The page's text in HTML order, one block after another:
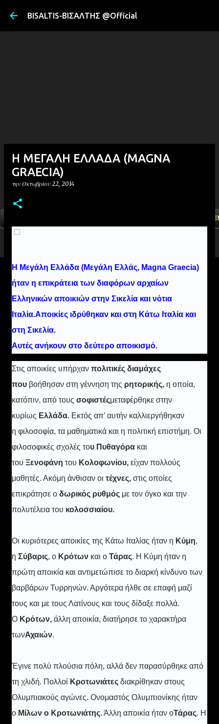
BISALTIS-ΒΙΣΑΛΤΗΣ @Official
Η ΜΕΓΑΛΗ ΕΛΛΑΔΑ (MAGNA
GRAECIA)
την Οκτωβρίου 22, 2014
Η Μεγάλη Ελλάδα (Μεγάλη Ελλάς, Magna Graecia)
ήταν η επικράτεια των διαφόρων αρχαίων
Ελληνικών αποικιών στην Σικελία και νότια
Ιταλία.Αποικίες ιδρύθηκαν και στη Κάτω Ιταλία και
στη Σικελία.
Αυτές ανήκουν στο δεύτερο αποικισμό.
Στις αποικίες υπήρχαν πολιτικές διαμάχες
που βοήθησαν στη γέννηση της ρητορικής, η οποία,
κατόπιν, από τους σοφιστέςμεταφέρθηκε στην
κυρίως Ελλάδα. Εκτός απ’ αυτήν καλλιεργήθηκαν
η φιλοσοφία, τα μαθηματικά και η πολιτική επιστήμη. Οι
φιλοσοφικές σχολές του Πυθαγόρα και
του Ξενοφάνη του Κολοφωνίου, είχαν πολλούς
μαθητές. Ακόμη άνθισαν οι τέχνες, στις οποίες
επικράτησε ο δωρικός ρυθμός με τον όγκο και την
πολυτέλεια του κολοσσιαίου.
Οι κυριότερες αποικίες της Κάτω Ιταλίας ήταν η Κύμη,
η Σύβαρις, ο Κρότων και ο Τάρας. Η Κύμη ήταν η
πρώτη αποικία και αντιμετώπισε το διαρκή κίνδυνο των
βαρβάρων Τυρρηνών. Αργότερα ήλθε σε επαφή μαζί
τους και με τους Λατίνους και τους δίδαξε πολλά.
Ο Κρότων, άλλη αποικία, διατήρησε το χαρακτήρα
τωνΑχαιών.
Έγινε πολύ πλούσια πόλη, αλλά δεν παρασύρθηκε από
τη χλιδή. Πολλοί Κροτωνιάτες διακρίθηκαν στους
Ολυμπιακούς αγώνες. Ονομαστός Ολυμπιονίκης ήταν
ο Μίλων ο Κροτωνιάτης. Άλλη αποικία ήταν οΤάρας. Η